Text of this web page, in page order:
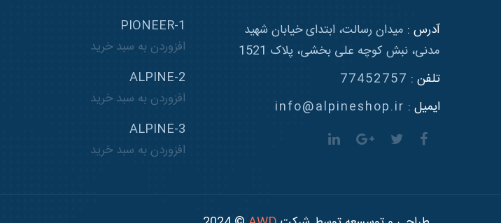
PIONEER-1
افزوردن به سبد خرید
ALPINE-2
افزوردن به سبد خرید
ALPINE-3
افزوردن به سبد خرید
آدرس : میدان رسالت، ابتدای خیابان شهید
مدنی، نبش کوچه علی بخشی، پلاک 1521
تلفن : 77452757
ایمیل : info@alpineshop.ir